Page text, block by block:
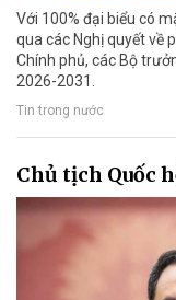
Với 100% đại biểu có
qua các Nghị quyết về
Chính phủ, các Bộ
2026-2031.
Tin trong nước
Chủ tịch Quốc